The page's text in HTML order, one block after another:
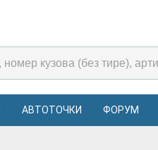
АВТОТОЧКИ ФОРУМ